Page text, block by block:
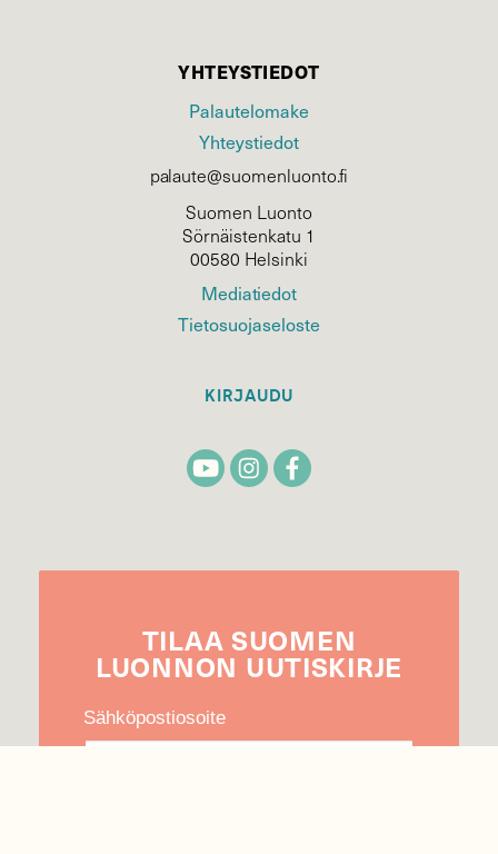
YHTEYSTIEDOT
Palautelomake
Yhteystiedot
palaute@suomenluonto.fi
Suomen Luonto
Sörnäistenkatu 1
00580 Helsinki
Mediatiedot
Tietosuojaseloste
KIRJAUDU
TILAA SUOMEN
LUONNON UUTIS­KIRJE
Sähköpostiosoite